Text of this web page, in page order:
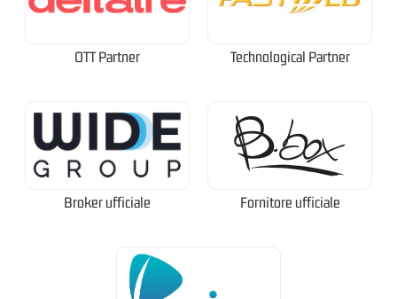
OTT Partner Technological Partner
Broker ufficiale Fornitore ufficiale